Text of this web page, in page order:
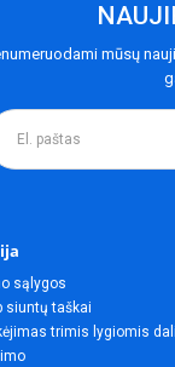
mūsų
sąlygos
siuntų taškai
trimis lygiomis